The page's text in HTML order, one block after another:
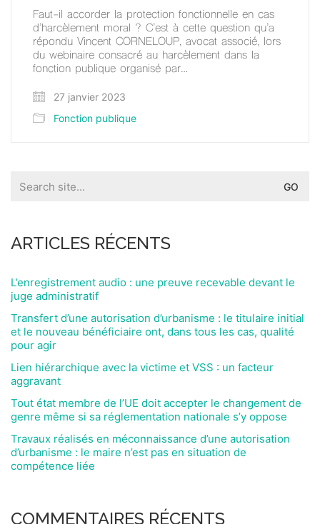
Faut-il accorder la protection fonctionnelle en cas
d’harcèlement moral ? C’est à cette question qu’a
répondu Vincent CORNELOUP, avocat associé, lors
du webinaire consacré au harcèlement dans la
fonction publique organisé par…
27 janvier 2023
Fonction publique
for:
ARTICLES RÉCENTS
L’enregistrement audio : une preuve recevable devant le
juge administratif
Transfert d’une autorisation d’urbanisme : le titulaire initial
et le nouveau bénéficiaire ont, dans tous les cas, qualité
pour agir
Lien hiérarchique avec la victime et VSS : un facteur
aggravant
Tout état membre de l’UE doit accepter le changement de
genre même si sa réglementation nationale s’y oppose
Travaux réalisés en méconnaissance d’une autorisation
d’urbanisme : le maire n’est pas en situation de
compétence liée
COMMENTAIRES RÉCENTS